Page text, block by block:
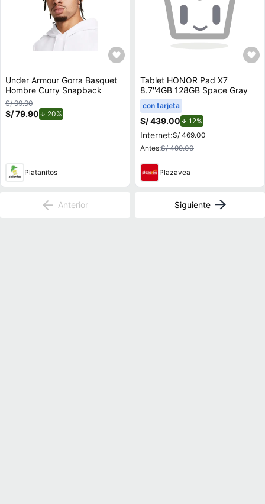
Under Armour Gorra Basquet
Hombre Curry Snapback
S/ 99.90
S/ 79.90 20%
Platanitos
Tablet HONOR Pad X7
8.7''4GB 128GB Space Gray
con tarjeta
S/ 439.00 12%
Internet:S/ 469.00
Antes:S/ 499.00
Plazavea
Anterior Siguiente